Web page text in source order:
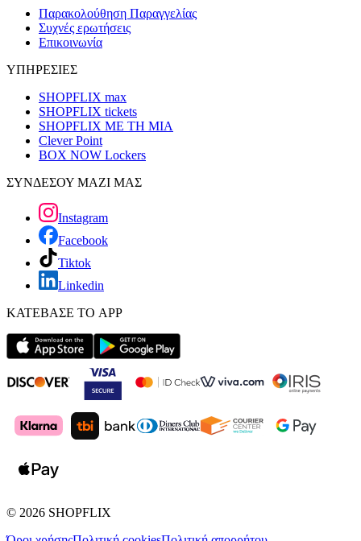
Παρακολούθηση Παραγγελίας
Συχνές ερωτήσεις
Επικοινωνία
ΥΠΗΡΕΣΙΕΣ
SHOPFLIX max
SHOPFLIX tickets
SHOPFLIX ΜΕ ΤΗ ΜΙΑ
Clever Point
BOX NOW Lockers
ΣΥΝΔΕΣΟΥ ΜΑΖΙ ΜΑΣ
Instagram
Facebook
Tiktok
Linkedin
ΚΑΤΕΒΑΣΕ ΤΟ APP
© 2026 SHOPFLIX